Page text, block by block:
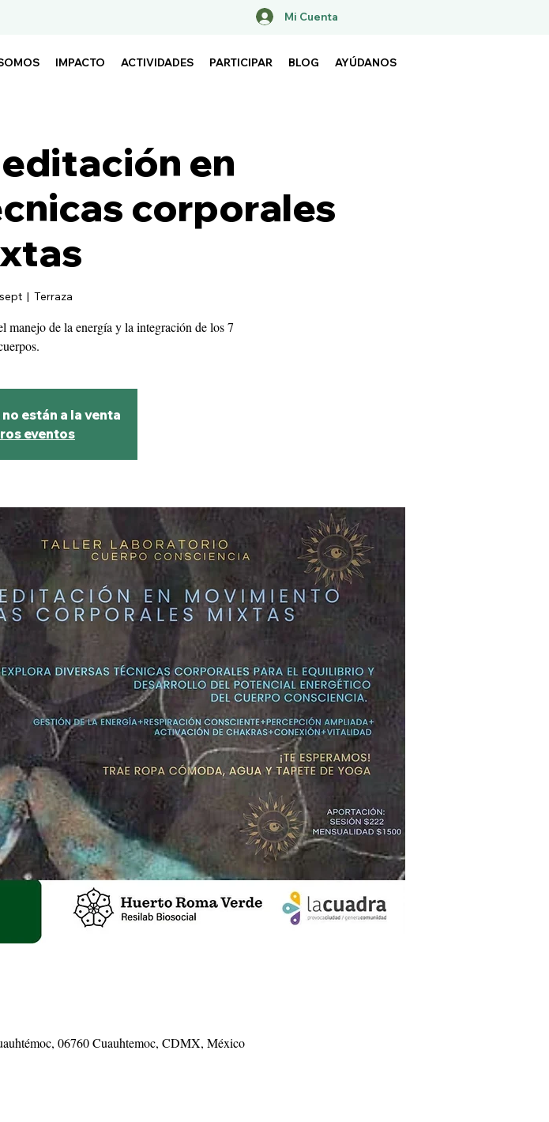
Mi Cuenta
IMPACTO ACTIVIDADES PARTICIPAR BLOG AYÚDANOS
en
corporales
  |
Terraza
manejo de la energía y la integración de los 7
están a la venta
eventos
06760 Cuauhtemoc, CDMX, México